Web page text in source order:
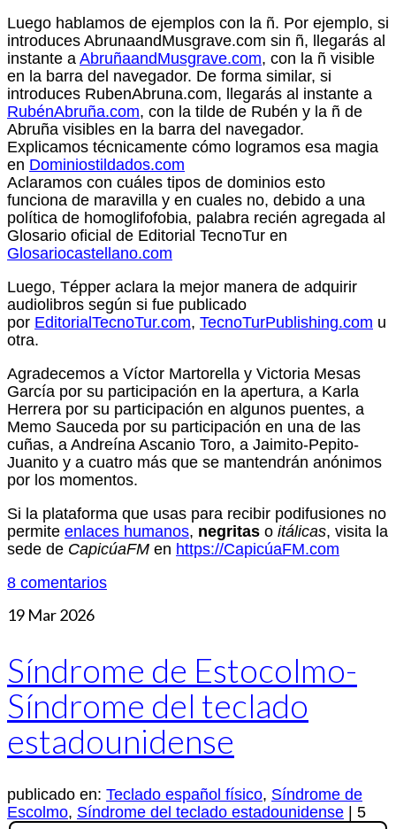
Luego hablamos de ejemplos con la ñ. Por ejemplo, si
introduces AbrunaandMusgrave.com sin ñ, llegarás al
instante a AbruñaandMusgrave.com, con la ñ visible
en la barra del navegador. De forma similar, si
introduces RubenAbruna.com, llegarás al instante a
RubénAbruña.com, con la tilde de Rubén y la ñ de
Abruña visibles en la barra del navegador.
Explicamos técnicamente cómo logramos esa magia
en Dominiostildados.com
Aclaramos con cuáles tipos de dominios esto
funciona de maravilla y en cuales no, debido a una
política de homoglifofobia, palabra recién agregada al
Glosario oficial de Editorial TecnoTur en
Glosariocastellano.com
Luego, Tépper aclara la mejor manera de adquirir
audiolibros según si fue publicado
por EditorialTecnoTur.com, TecnoTurPublishing.com u
otra.
Agradecemos a Víctor Martorella y Victoria Mesas
García por su participación en la apertura, a Karla
Herrera por su participación en algunos puentes, a
Memo Sauceda por su participación en una de las
cuñas, a Andreína Ascanio Toro, a Jaimito-Pepito-
Juanito y a cuatro más que se mantendrán anónimos
por los momentos.
Si la plataforma que usas para recibir podifusiones no
permite enlaces humanos, negritas o itálicas, visita la
sede de CapicúaFM en https://CapicúaFM.com
8 comentarios
19 Mar 2026
Síndrome de Estocolmo-
Síndrome del teclado
estadounidense
publicado en: Teclado español físico, Síndrome de
Escolmo, Síndrome del teclado estadounidense 5